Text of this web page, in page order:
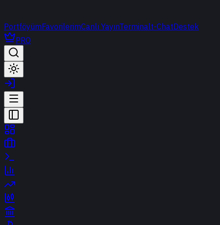
PortföyümFavorilerimCanlı YayınTerminalt-ChatDestek
PRO